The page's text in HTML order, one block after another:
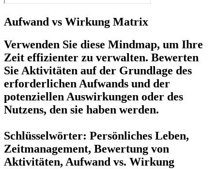
Aufwand vs Wirkung Matrix
Verwenden Sie diese Mindmap, um Ihre
Zeit effizienter zu verwalten. Bewerten
Sie Aktivitäten auf der Grundlage des
erforderlichen Aufwands und der
potenziellen Auswirkungen oder des
Nutzens, den sie haben werden.
Schlüsselwörter: Persönliches Leben,
Zeitmanagement, Bewertung von
Aktivitäten, Aufwand vs. Wirkung